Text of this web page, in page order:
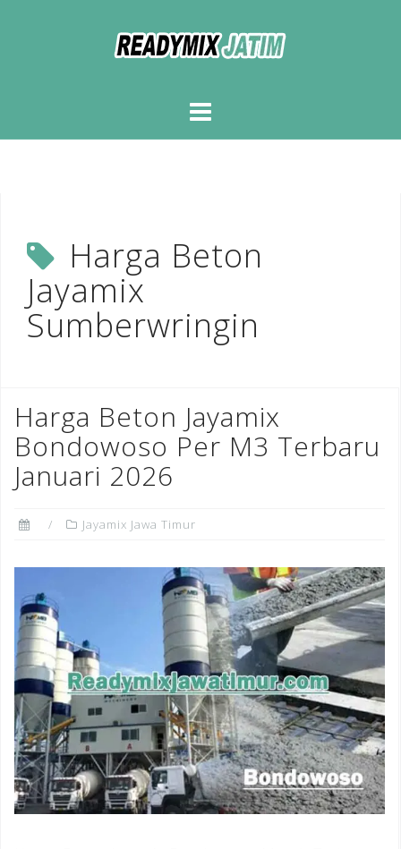
Harga Beton
Jayamix
Sumberwringin
Harga Beton Jayamix
Bondowoso Per M3 Terbaru
Januari 2026
Jayamix Jawa Timur